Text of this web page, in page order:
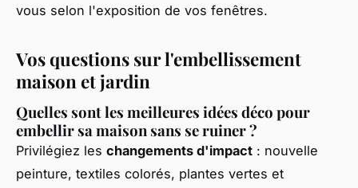
vous selon l'exposition de vos fenêtres.
Vos questions sur l'embellissement
maison et jardin
Quelles sont les meilleures idées déco pour
embellir sa maison sans se ruiner ?
Privilégiez les changements d'impact : nouvelle
peinture, textiles colorés, plantes vertes et